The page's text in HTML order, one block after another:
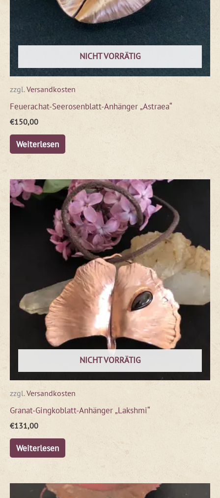
NICHT VORRÄTIG
zzgl.Versandkosten
Feuerachat-Seerosenblatt-Anhänger „Astraea“
€150,00
Weiterlesen
NICHT VORRÄTIG
zzgl.Versandkosten
Granat-Gingkoblatt-Anhänger „Lakshmi“
€131,00
Weiterlesen